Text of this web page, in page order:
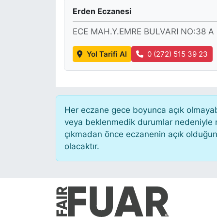
Erden Eczanesi
ECE MAH.Y.EMRE BULVARI NO:38
Yol Tarifi Al 0 (272) 515 39 23
Her eczane gece boyunca açık
veya beklenmedik durumlar
çıkmadan önce eczanenin açık
olacaktır.
KONGRE HABERLERİ
KONGRE TAKVİMİ
RÖPORTAJLAR
BİYOGRAFİLER